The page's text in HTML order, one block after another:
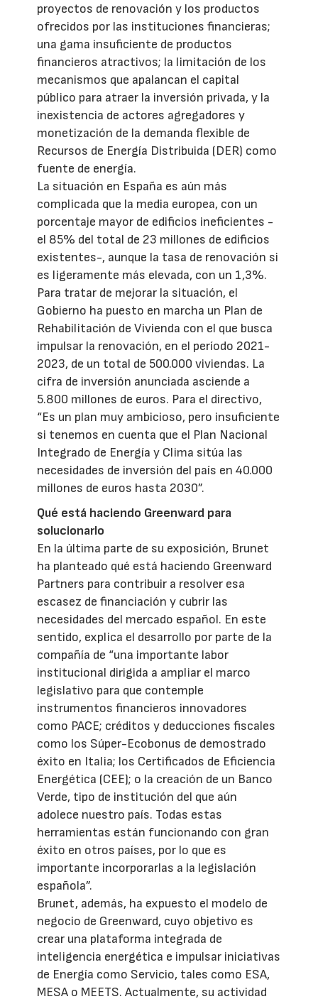
proyectos de renovación y los productos
ofrecidos por las instituciones financieras;
una gama insuficiente de productos
financieros atractivos; la limitación de los
mecanismos que apalancan el capital
público para atraer la inversión privada, y la
inexistencia de actores agregadores y
monetización de la demanda flexible de
Recursos de Energía Distribuida (DER) como
fuente de energía.
La situación en España es aún más
complicada que la media europea, con un
porcentaje mayor de edificios ineficientes -
el 85% del total de 23 millones de edificios
existentes-, aunque la tasa de renovación si
es ligeramente más elevada, con un 1,3%.
Para tratar de mejorar la situación, el
Gobierno ha puesto en marcha un Plan de
Rehabilitación de Vivienda con el que busca
impulsar la renovación, en el período 2021-
2023, de un total de 500.000 viviendas. La
cifra de inversión anunciada asciende a
5.800 millones de euros. Para el directivo,
“Es un plan muy ambicioso, pero insuficiente
si tenemos en cuenta que el Plan Nacional
Integrado de Energía y Clima sitúa las
necesidades de inversión del país en 40.000
millones de euros hasta 2030”.
Qué está haciendo Greenward para
solucionarlo
En la última parte de su exposición, Brunet
ha planteado qué está haciendo Greenward
Partners para contribuir a resolver esa
escasez de financiación y cubrir las
necesidades del mercado español. En este
sentido, explica el desarrollo por parte de la
compañía de “una importante labor
institucional dirigida a ampliar el marco
legislativo para que contemple
instrumentos financieros innovadores
como PACE; créditos y deducciones fiscales
como los Súper-Ecobonus de demostrado
éxito en Italia; los Certificados de Eficiencia
Energética (CEE); o la creación de un Banco
Verde, tipo de institución del que aún
adolece nuestro país. Todas estas
herramientas están funcionando con gran
éxito en otros países, por lo que es
importante incorporarlas a la legislación
española”.
Brunet, además, ha expuesto el modelo de
negocio de Greenward, cuyo objetivo es
crear una plataforma integrada de
inteligencia energética e impulsar iniciativas
de Energía como Servicio, tales como ESA,
MESA o MEETS. Actualmente, su actividad